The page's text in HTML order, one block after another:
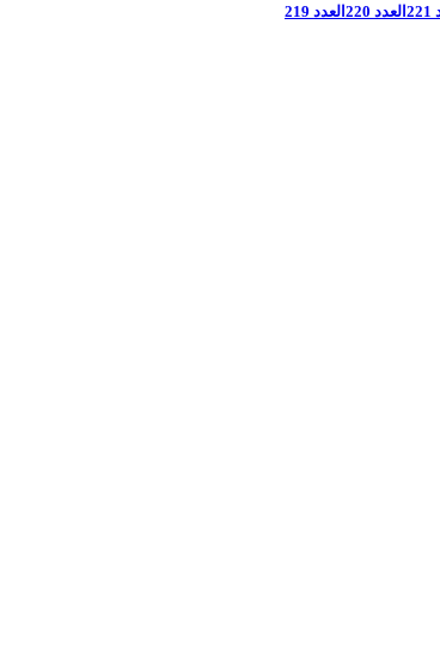
العدد 220 العدد 219